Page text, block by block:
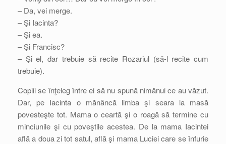
– Da, vei merge.
– Şi Iacinta?
– Şi ea.
– Şi Francisc?
– Şi el, dar trebuie să recite Rozariul (să-l recite cum
trebuie).
Copiii se înţeleg între ei să nu spună nimănui ce au văzut.
Dar, pe Iacinta o mănâncă limba şi seara la masă
povesteşte tot. Mama o ceartă şi o roagă să termine cu
minciunile şi cu poveştile acestea. De la mama Iacintei
află a doua zi tot satul, află şi mama Luciei care se înfurie